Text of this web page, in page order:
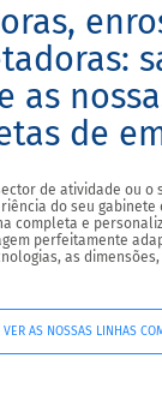
as
de
de atividade ou o
do seu
completa e
perfeitamente
as
VER AS NOSSAS LINHAS